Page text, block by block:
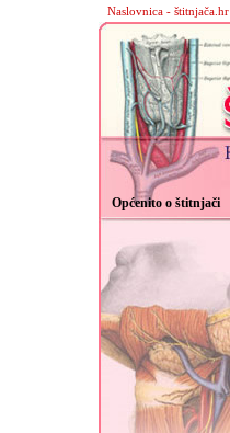
Naslovnica - štitnjača.hr
Općenito o štitnjači